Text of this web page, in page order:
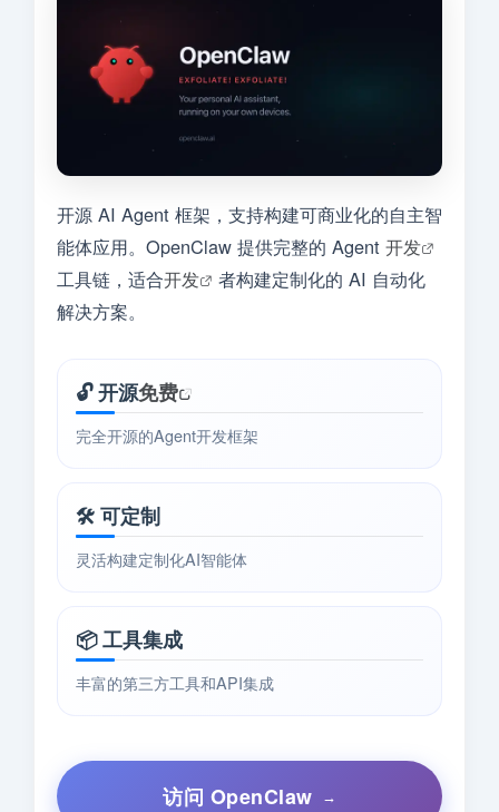
开源 AI Agent 框架，支持构建可商业化的自主智
能体应用。OpenClaw 提供完整的 Agent 开发
工具链，适合开发
者构建定制化的 AI 自动化
解决方案。
🔓 开源免费
完全开源的Agent开发框架
🛠️ 可定制
灵活构建定制化AI智能体
📦 工具集成
丰富的第三方工具和API集成
访问 OpenClaw